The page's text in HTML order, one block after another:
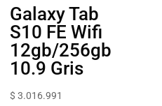
Galaxy Tab
S10 FE Wifi
12gb/256gb
10.9 Gris
$ 3.016.991